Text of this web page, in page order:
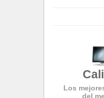
Los
del